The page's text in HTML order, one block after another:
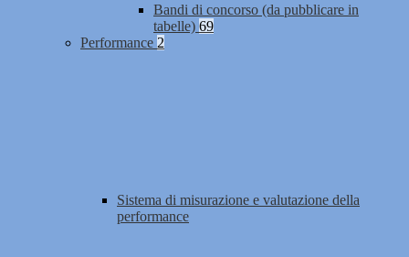
Bandi di concorso (da pubblicare in
tabelle) 69
Performance 2
Sistema di misurazione e valutazione della
performance